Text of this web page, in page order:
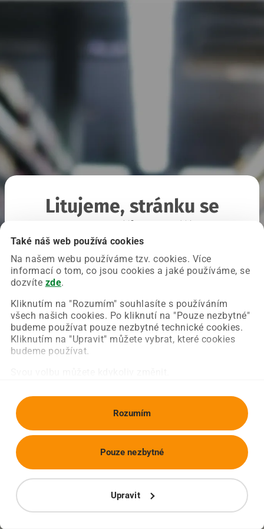
Také náš web používá cookies
Na našem webu používáme tzv. cookies. Více
informací o tom, co jsou cookies a jaké používáme, se
dozvíte zde.
Kliknutím na "Rozumím" souhlasíte s používáním
všech našich cookies. Po kliknutí na "Pouze nezbytné"
budeme používat pouze nezbytné technické cookies.
Kliknutím na "Upravit" můžete vybrat, které cookies
budeme používat.
Rozumím
Upravit
Pouze nezbytné
Litujeme, stránku se
Chyba nastala na naší straně a už ji opravujeme.
Zkuste prosím znovu načíst požadovanou stránku.
Obnovit stránku Úvodní strana